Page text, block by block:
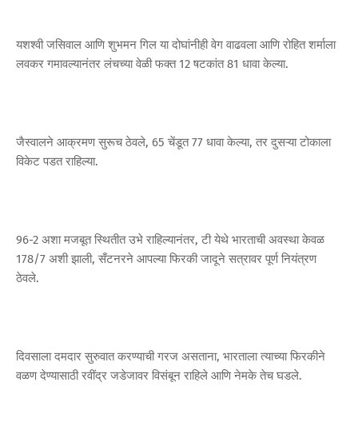
यशश्वी जसिवाल आणि शुभमन गिल या दोघांनीही वेग वाढवला आणि रोहित शर्माला
लवकर गमावल्यानंतर लंचच्या वेळी फक्त 12 षटकांत 81 धावा केल्या.
जैस्वालने आक्रमण सुरूच ठेवले, 65 चेंडूत 77 धावा केल्या, तर दुसऱ्या टोकाला
विकेट पडत राहिल्या.
96-2 अशा मजबूत स्थितीत उभे राहिल्यानंतर, टी येथे भारताची अवस्था केवळ
178/7 अशी झाली, सँटनरने आपल्या फिरकी जादूने सत्रावर पूर्ण नियंत्रण
ठेवले.
दिवसाला दमदार सुरुवात करण्याची गरज असताना, भारताला त्याच्या फिरकीने
वळण देण्यासाठी रवींद्र जडेजावर विसंबून राहिले आणि नेमके तेच घडले.